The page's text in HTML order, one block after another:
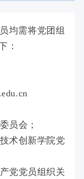
均需将党团组
：
员会；
术创新学院党
党党员组织关